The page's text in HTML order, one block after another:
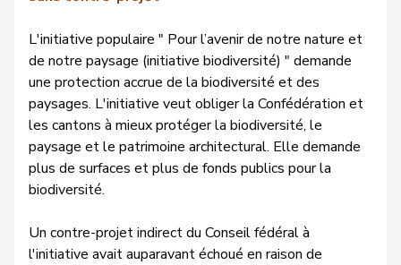
L'initiative populaire " Pour l’avenir de notre nature et
de notre paysage (initiative biodiversité) " demande
une protection accrue de la biodiversité et des
paysages. L'initiative veut obliger la Confédération et
les cantons à mieux protéger la biodiversité, le
paysage et le patrimoine architectural. Elle demande
plus de surfaces et plus de fonds publics pour la
biodiversité.
Un contre-projet indirect du Conseil fédéral à
l'initiative avait auparavant échoué en raison de